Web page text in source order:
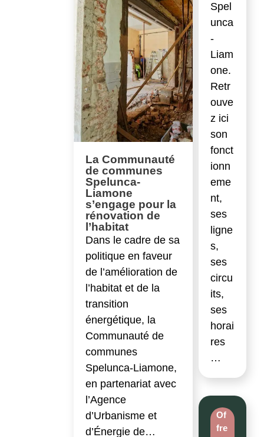
La Communauté
de communes
Spelunca-
Liamone
s’engage pour la
rénovation de
l’habitat
Dans le cadre de sa
politique en faveur
de l’amélioration de
l’habitat et de la
transition
énergétique, la
Communauté de
communes
Spelunca-Liamone,
en partenariat avec
l’Agence
d’Urbanisme et
d’Énergie de…
Spel
unca
-
Liam
one.
Retr
ouve
z ici
son
fonct
ionn
eme
nt,
ses
ligne
s,
ses
circu
its,
ses
horai
res
…
Of
fre